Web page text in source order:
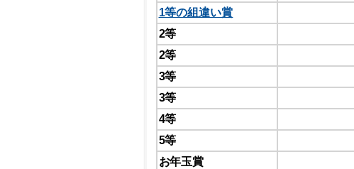
1等の組違い賞
2等
2等
3等
3等
4等
5等
お年玉賞